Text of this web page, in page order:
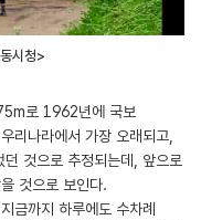
시청>
로 1962년에 국보
리나라에서 가장 오래되고,
것으로 추정되는데, 앞으로
것으로 보인다.
금까지 하루에도 수차례